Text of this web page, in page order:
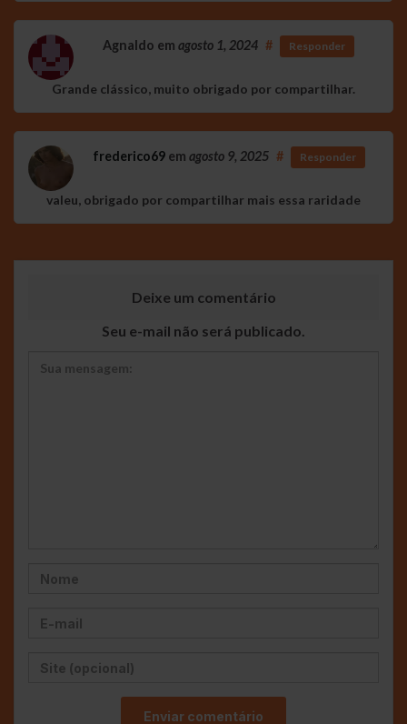
Agnaldo em agosto 1, 2024 # Responder
Grande clássico, muito obrigado por compartilhar.
frederico69em agosto 9, 2025 # Responder
valeu, obrigado por compartilhar mais essa raridade
Deixe um comentário
Seu e-mail não será publicado.